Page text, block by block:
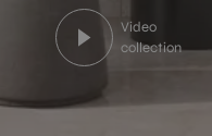
Video
collection